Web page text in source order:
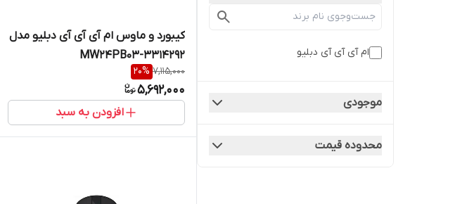
ام آی آی آی دبلیو
موجودی
محدوده قیمت
کیبورد و ماوس ام آی آی آی دبلیو مدل
3314292-MW24PB03
7,115,000
20%
5,692,000
افزودن به سبد